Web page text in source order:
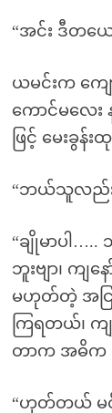
“အင်း ဒီတယ
ယမင်းက ကျေ
ကောင်မလေ
ဖြင့် မေးခွန်
“ဘယ်သူလည်း
“ချိုမာပါ
ဘူးဗျာ၊ က
မဟုတ်တဲ့ အငြင်
ကြရတယ်၊ က
တာက အဓိက
“ဟုတ်တယ် မ